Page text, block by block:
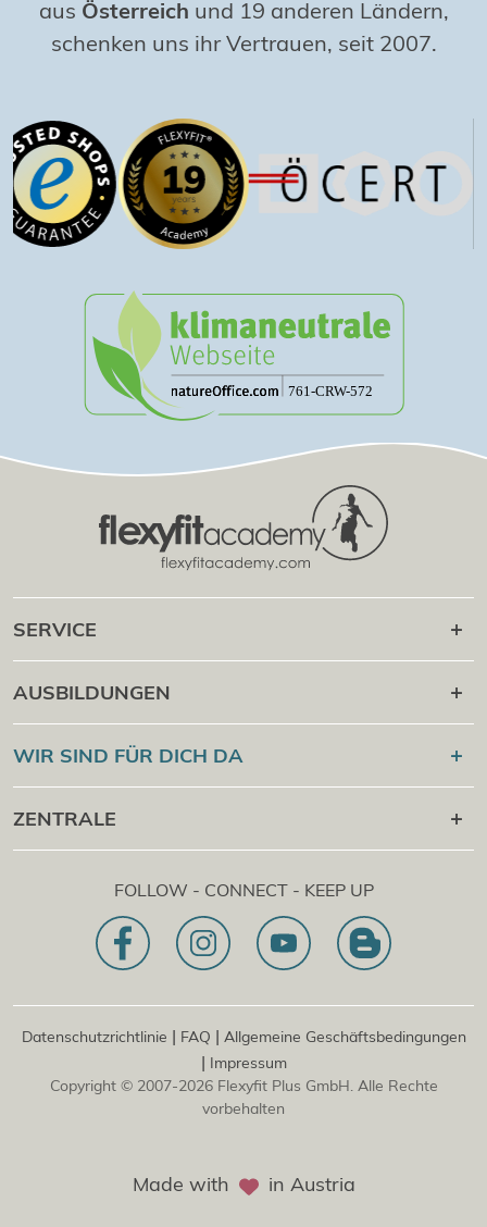
aus Österreich und 19 anderen Ländern,
schenken uns ihr Vertrauen, seit 2007.
SERVICE
Karriere danach
Online Campus
Cert Check
AUSBILDUNGEN
Flexyfit
Sport Academy
Flexyfit Massage Academy
Flexyfit®Beauty Academy
WIR SIND FÜR DICH DA
+43 1 997 27 38
[email protected]
Beratungs- & Onlineanfrage
Unser Leitbild
ZENTRALE
1030 | Österreich
Dietrichgasse 27 E.EG2
Zweigstelle | DE
Konrad-Zuse-Platz 8
FOLLOW - CONNECT - KEEP UP
Datenschutzrichtlinie | FAQ | Allgemeine Geschäftsbedingungen
| Impressum
Copyright © 2007-2026 Flexyfit Plus GmbH. Alle Rechte
vorbehalten
Made with in Austria